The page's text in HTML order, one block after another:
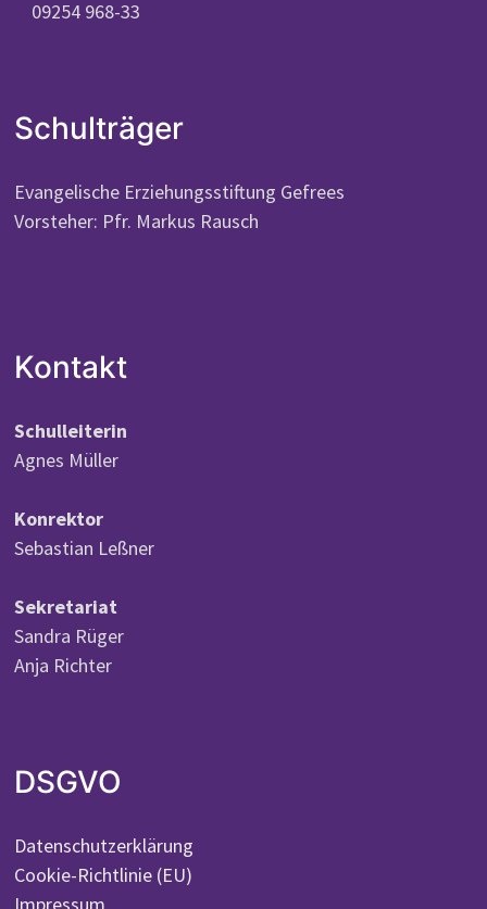
09254 968-33
Schulträger
Evangelische Erziehungsstiftung Gefrees
Vorsteher: Pfr. Markus Rausch
Kontakt
Schulleiterin
Agnes Müller
Konrektor
Sebastian Leßner
Sekretariat
Sandra Rüger
Anja Richter
DSGVO
Datenschutzerklärung
Cookie-Richtlinie (EU)